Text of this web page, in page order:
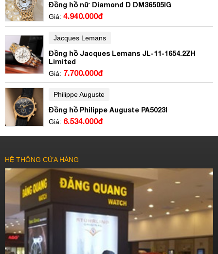
Đồng hồ nữ Diamond D DM36505IG
Giá: 4.940.000đ
Jacques Lemans
Đồng hồ Jacques Lemans JL-11-1654.2ZH
Limited
Giá: 7.700.000đ
Philippe Auguste
Đồng hồ Philippe Auguste PA5023I
Giá: 6.534.000đ
HỆ THỐNG CỬA HÀNG